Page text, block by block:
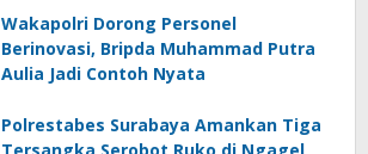
Wakapolri Dorong Personel
Berinovasi, Bripda Muhammad Putra
Aulia Jadi Contoh Nyata
Polrestabes Surabaya Amankan Tiga